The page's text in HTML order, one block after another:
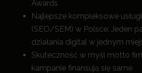
Awards
Najlepsze kompleksowe
(SEO/SEM) w Polsce: Jeden
działania digital w jednym
Skuteczność w myśl motto
kampanie finansują się same